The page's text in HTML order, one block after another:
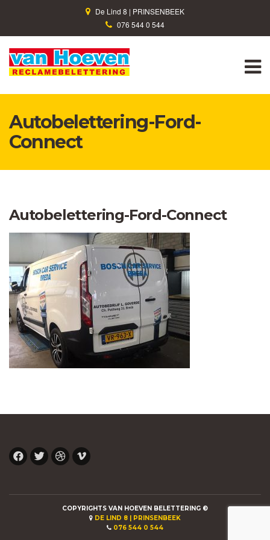
De Lind 8 | PRINSENBEEK
076 544 0 544
Autobelettering-Ford-
Connect
Autobelettering-Ford-Connect
COPYRIGHTS VAN HOEVEN BELETTERING ©
DE LIND 8 | PRINSENBEEK
076 544 0 544